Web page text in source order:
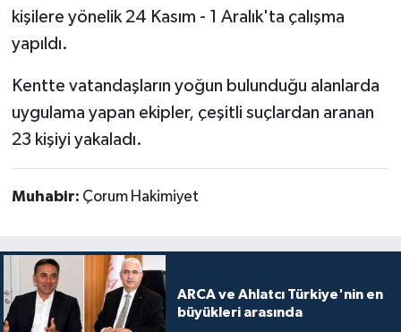
kişilere yönelik 24 Kasım - 1 Aralık'ta çalışma
yapıldı.
Kentte vatandaşların yoğun bulunduğu alanlarda
uygulama yapan ekipler, çeşitli suçlardan aranan
23 kişiyi yakaladı.
Muhabir: Çorum Hakimiyet
ARCA ve Ahlatcı Türkiye'nin en
büyükleri arasında